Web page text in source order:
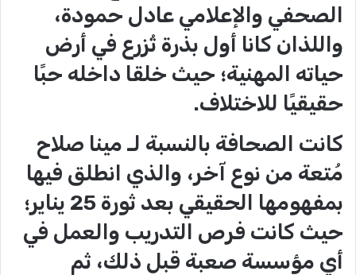
الصحفي والإعلامي عادل حمودة،
واللذان كانا أول بذرة تُزرع في أرض
حياته المهنية؛ حيث خلقا داخله حبًا
حقيقيًا للاختلاف.
كانت الصحافة بالنسبة لـ مينا صلاح
مُتعة من نوع آخر، والذي انطلق فيها
بمفهومها الحقيقي بعد ثورة 25 يناير؛
حيث كانت فرص التدريب والعمل في
أي مؤسسة صعبة قبل ذلك، ثم